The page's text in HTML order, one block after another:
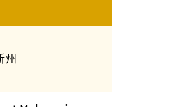
州